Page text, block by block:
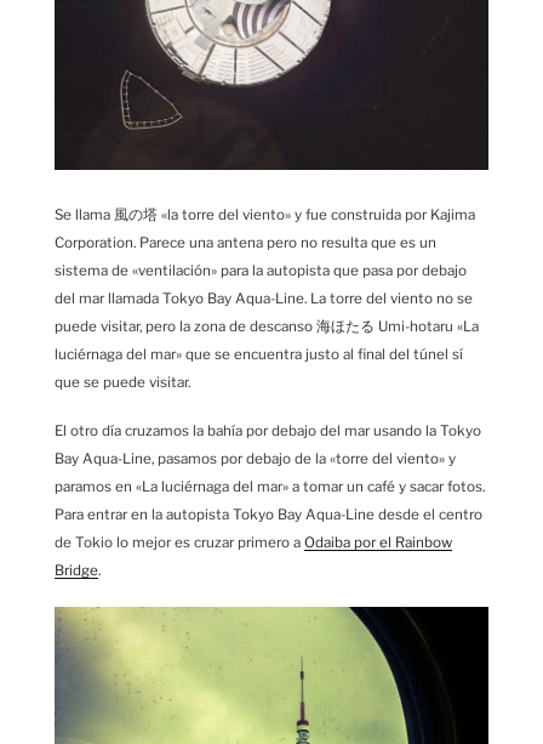
Se llama 風の塔 «la torre del viento» y fue construida por Kajima
Corporation. Parece una antena pero no resulta que es un
sistema de «ventilación» para la autopista que pasa por debajo
del mar llamada Tokyo Bay Aqua-Line. La torre del viento no se
puede visitar, pero la zona de descanso 海ほたる Umi-hotaru «La
luciérnaga del mar» que se encuentra justo al final del túnel sí
que se puede visitar.
El otro día cruzamos la bahía por debajo del mar usando la Tokyo
Bay Aqua-Line, pasamos por debajo de la «torre del viento» y
paramos en «La luciérnaga del mar» a tomar un café y sacar fotos.
Para entrar en la autopista Tokyo Bay Aqua-Line desde el centro
de Tokio lo mejor es cruzar primero a Odaiba por el Rainbow
Bridge.